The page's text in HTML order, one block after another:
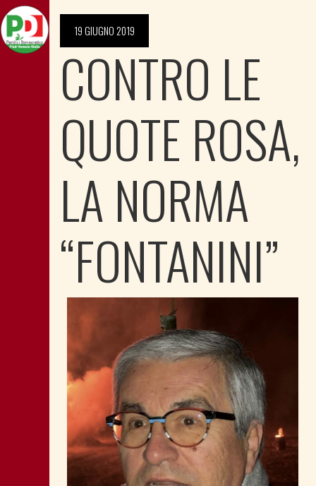
19 GIUGNO 2019
CONTRO LE
QUOTE ROSA,
LA NORMA
“FONTANINI”